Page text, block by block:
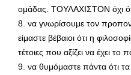
ομάδας. ΤΟΥΛΑΧΙΣΤΟΝ όχι
8. να γνωρίσουμε τον
είμαστε βέβαιοι ότι η
τέτοιες που αξίζει να έχει το
9. να θυμόμαστε πάντα ότι